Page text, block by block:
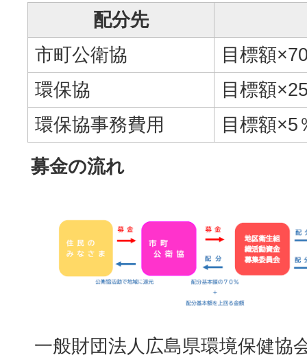
配分先
市町公衛協
目標額
環保協
目標額
環保協事務費用
目標額×5
募金の流れ
一般財団法人広島県環境保健協